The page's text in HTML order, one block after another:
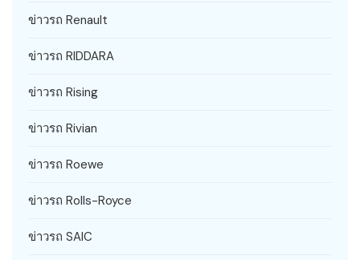
ข่าวรถ Renault
ข่าวรถ RIDDARA
ข่าวรถ Rising
ข่าวรถ Rivian
ข่าวรถ Roewe
ข่าวรถ Rolls-Royce
ข่าวรถ SAIC